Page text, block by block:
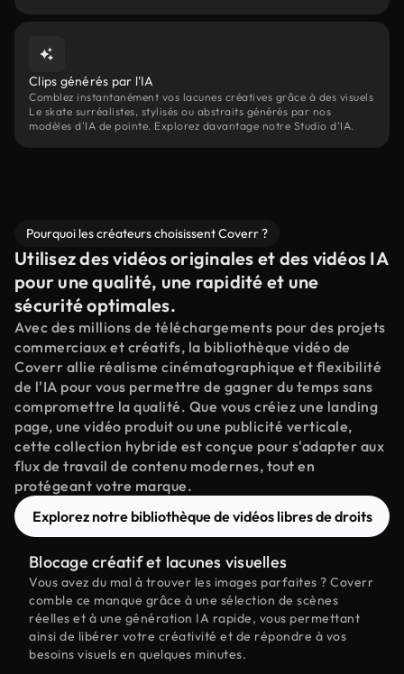
Clips générés par l'IA
Comblez instantanément vos lacunes créatives grâce à des visuels
Le skate surréalistes, stylisés ou abstraits générés par nos
modèles d'IA de pointe. Explorez davantage notre Studio d'IA.
Pourquoi les créateurs choisissent Coverr ?
Utilisez des vidéos originales et des vidéos IA
pour une qualité, une rapidité et une
sécurité optimales.
Avec des millions de téléchargements pour des projets
commerciaux et créatifs, la bibliothèque vidéo de
Coverr allie réalisme cinématographique et flexibilité
de l'IA pour vous permettre de gagner du temps sans
compromettre la qualité. Que vous créiez une landing
page, une vidéo produit ou une publicité verticale,
cette collection hybride est conçue pour s'adapter aux
flux de travail de contenu modernes, tout en
protégeant votre marque.
Explorez notre bibliothèque de vidéos libres de droits
Blocage créatif et lacunes visuelles
Vous avez du mal à trouver les images parfaites ? Coverr
comble ce manque grâce à une sélection de scènes
réelles et à une génération IA rapide, vous permettant
ainsi de libérer votre créativité et de répondre à vos
besoins visuels en quelques minutes.